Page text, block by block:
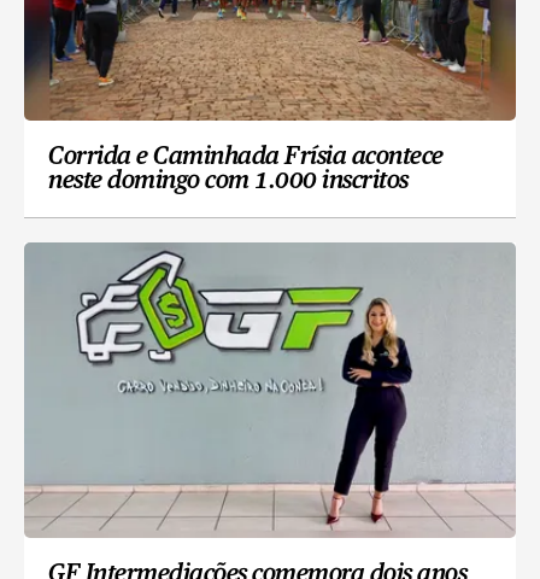
Corrida e Caminhada Frísia acontece
neste domingo com 1.000 inscritos